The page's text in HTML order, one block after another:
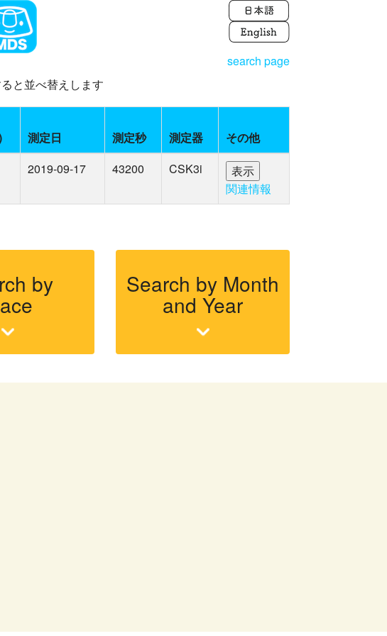
search page
と並べ替えします
測定日 測定秒 測定器
その他
2019-09-17 43200
CSK3i
関連情報
by Search by Month
and Year